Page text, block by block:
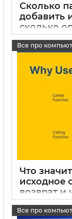
Сколько
добавить
сколько
15 05 2025
Все про
Что
исходное
возврат и
15 05 2025
Все про